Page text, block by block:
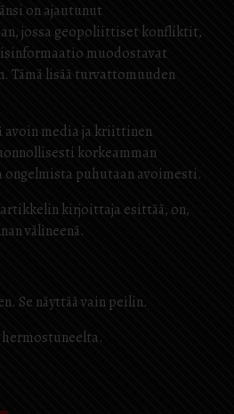
on ajautunut
jossa geopoliittiset konfliktit,
muodostavat
Tämä lisää turvattomuuden
avoin media ja kriittinen
korkeamman
ongelmista puhutaan avoimesti.
kirjoittaja esittää, on,
välineenä.
Se näyttää vain peilin.
hermostuneelta.